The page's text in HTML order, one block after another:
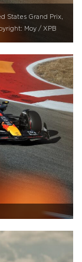
States Grand Prix,
Moy / XPB